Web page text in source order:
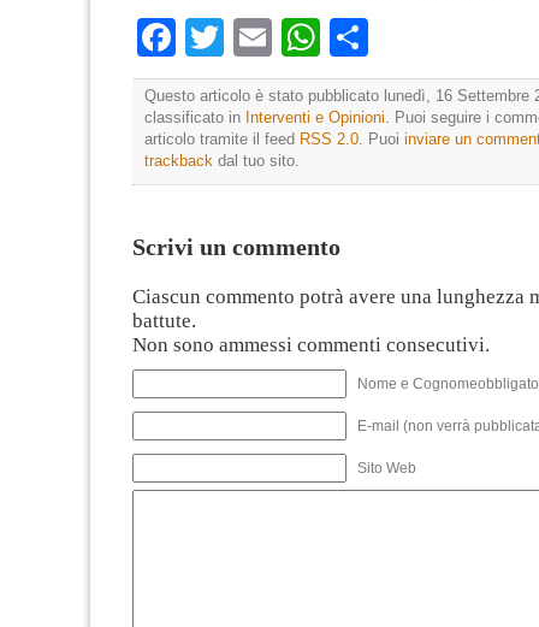
Facebook
TwitterEmailWhatsApp
Questo articolo è stato pubblicato lunedì, 16 Settembre
classificato in Interventi e Opinioni. Puoi seguire i
articolo tramite il feed RSS 2.0. Puoi inviare un
trackback dal tuo sito.
Scrivi un commento
Ciascun commento potrà avere una lunghezza
battute.
Non sono ammessi commenti consecutivi.
Nome e
E-mail (non verrà
Sito Web